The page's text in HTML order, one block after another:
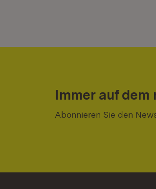
Immer auf
Abonnieren Sie den